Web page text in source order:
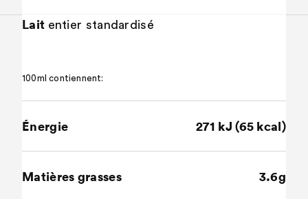
Lait entier standardisé
100ml contiennent:
Énergie 271 kJ (65 kcal)
Matières grasses 3.6g